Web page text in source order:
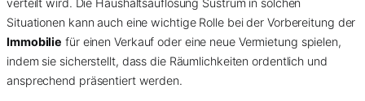
verteilt wird. Die Haushaltsauflösung Sustrum in solchen
Situationen kann auch eine wichtige Rolle bei der Vorbereitung der
Immobilie für einen Verkauf oder eine neue Vermietung spielen,
indem sie sicherstellt, dass die Räumlichkeiten ordentlich und
ansprechend präsentiert werden.